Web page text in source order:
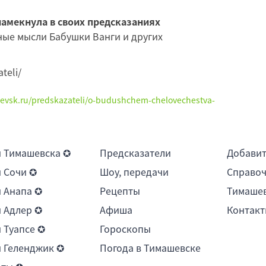
в своих предсказаниях
мысли Бабушки Ванги и других
predskazateli/o-budushchem-chelovechestva-
Тимашевска ✪
Сочи ✪
Анапа ✪
Адлер ✪
Туапсе ✪
Геленджик ✪
Предсказатели
Шоу, передачи
Рецепты
Афиша
Гороскопы
Погода в Тимашевске